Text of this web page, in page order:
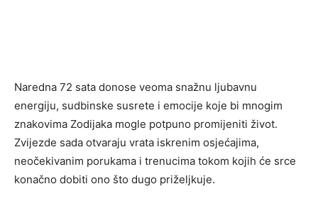
Naredna 72 sata donose veoma snažnu ljubavnu
energiju, sudbinske susrete i emocije koje bi mnogim
znakovima Zodijaka mogle potpuno promijeniti život.
Zvijezde sada otvaraju vrata iskrenim osjećajima,
neočekivanim porukama i trenucima tokom kojih će srce
konačno dobiti ono što dugo priželjkuje.